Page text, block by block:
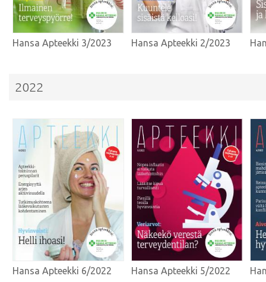
Hansa Apteekki 3/2023 Hansa Apteekki 2/2023
2022
Hansa Apteekki 6/2022 Hansa Apteekki 5/2022